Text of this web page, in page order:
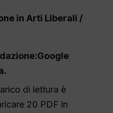
in Arti Liberali /
Google
.
di lettura è
20 PDF in